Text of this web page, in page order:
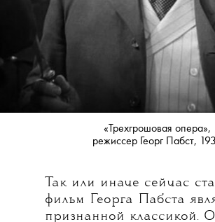
«Трехгрошовая опера»,
режиссер Георг Пабст,
Так или иначе сейчас
фильм Георга Пабста
признанной классикой.